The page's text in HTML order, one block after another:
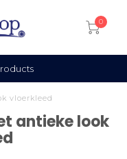
0
vloerkleed
antieke look